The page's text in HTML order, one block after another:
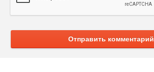
Отправить комментарий